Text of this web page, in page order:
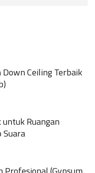
Down Ceiling Terbaik
Ruangan
Suara